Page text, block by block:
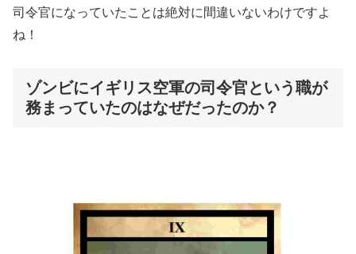
司令官になっていたことは絶対に間違いないわけですよ
ね！
ゾンビにイギリス空軍の司令官という職が
務まっていたのはなぜだったのか？